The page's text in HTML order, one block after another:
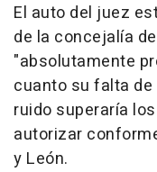
El auto del juez
de la concejalía
"absolutamente
cuanto su falta
ruido superaría
autorizar
y León.